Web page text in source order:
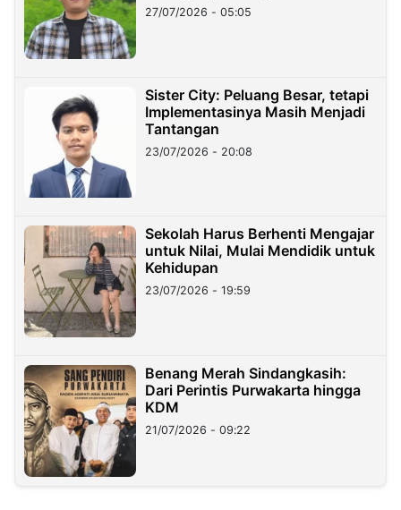
27/07/2026 - 05:05
Sister City: Peluang Besar, tetapi
Implementasinya Masih Menjadi
Tantangan
23/07/2026 - 20:08
Sekolah Harus Berhenti Mengajar
untuk Nilai, Mulai Mendidik untuk
Kehidupan
23/07/2026 - 19:59
Benang Merah Sindangkasih:
Dari Perintis Purwakarta hingga
KDM
21/07/2026 - 09:22